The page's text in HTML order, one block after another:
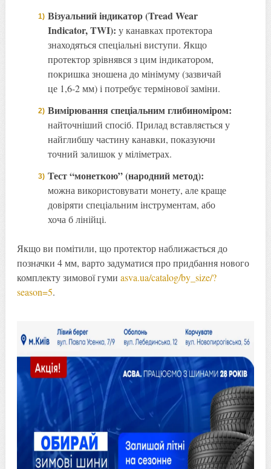
Візуальний індикатор (Tread Wear
Indicator, TWI): у канавках протектора
знаходяться спеціальні виступи. Якщо
протектор зрівнявся з цим індикатором,
покришка зношена до мінімуму (зазвичай
це 1,6-2 мм) і потребує термінової заміни.
Вимірювання спеціальним глибиноміром:
найточніший спосіб. Прилад вставляється у
найглибшу частину канавки, показуючи
точний залишок у міліметрах.
Тест “монеткою” (народний метод):
можна використовувати монету, але краще
довіряти спеціальним інструментам, або
хоча б лінійці.
Якщо ви помітили, що протектор наближається до
позначки 4 мм, варто задуматися про придбання нового
комплекту зимової гуми asva.ua/catalog/by_size/?
season=5.